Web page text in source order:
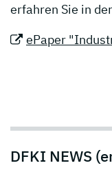
erfahren Sie in
ePaper
DFKI NEWS